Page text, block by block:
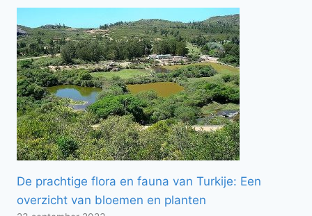
De prachtige flora en fauna van Turkije: Een
overzicht van bloemen en planten